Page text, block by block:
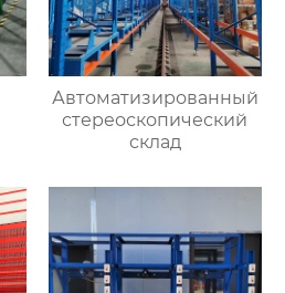
Автоматизированный
стереоскопический
склад